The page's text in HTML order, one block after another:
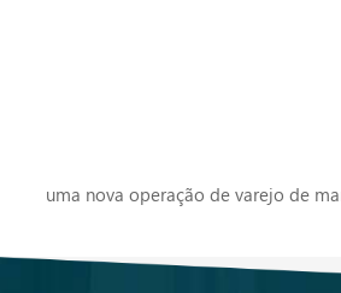
uma nova operação de varejo de